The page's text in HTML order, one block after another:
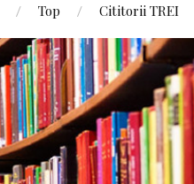
Top Cititorii TREI